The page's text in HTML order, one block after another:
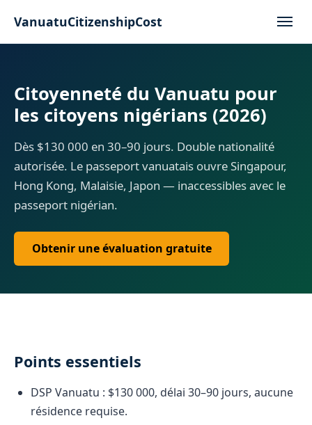
VanuatuCitizenshipCost
Citoyenneté du Vanuatu pour
les citoyens nigérians (2026)
Dès $130 000 en 30–90 jours. Double nationalité
autorisée. Le passeport vanuatais ouvre Singapour,
Hong Kong, Malaisie, Japon — inaccessibles avec le
passeport nigérian.
Obtenir une évaluation gratuite
Points essentiels
DSP Vanuatu : $130 000, délai 30–90 jours, aucune
résidence requise.